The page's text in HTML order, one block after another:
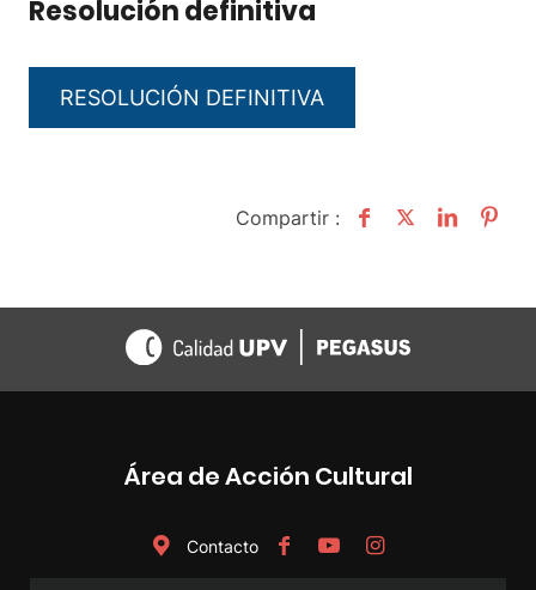
Resolución definitiva
RESOLUCIÓN DEFINITIVA
Compartir :
Área de Acción Cultural
Contacto